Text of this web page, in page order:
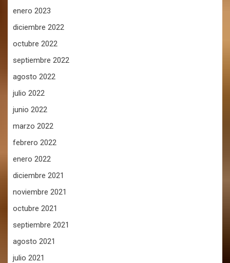
enero 2023
diciembre 2022
octubre 2022
septiembre 2022
agosto 2022
julio 2022
junio 2022
marzo 2022
febrero 2022
enero 2022
diciembre 2021
noviembre 2021
octubre 2021
septiembre 2021
agosto 2021
julio 2021